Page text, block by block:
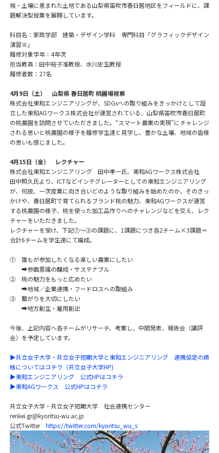
候・土壌に恵まれた土地である山梨県笛吹市春日居地区をフィールドに、課
題解決型授業を展開しています。
科目名：家政学部 建築・デザイン学科 専門科目「グラフィックデザイン
演習Ⅲ」
履修対象学年：4年次
担当教員：田中裕子准教授、水川史生教授
履修者数：27名
4月9日（土） 山梨県 春日居町 桃圃場視察
株式会社東和エンジニアリングが、SDGsへの取り組みをきっかけとして設
立した東和AGワークス株式会社が運営されている、​山梨県笛吹市春日居町
の桃農園を訪問させていただきました。“スマート農業の実現”にチャレンジ
される思いと桃農園の様子を履修学生達と見学し、豊かな土壌、地域の皆様
の思いも感じました。
4月15日（金） レクチャー
株式会社東和エンジニアリング 田中孝一氏、東和AGワークス株式会社
田中照久氏より、ICTなどインテグレーターとしての東和エンジニアリング
が、何故、一次産業に向き合いどのような取り組みを始めたのか、そのきっ
かけや、春日居町で育てられるブランド桃の魅力、東和AGワークスが運営
する桃農園の様子、桃を使った加工品作りへのチャレンジなどを交え、レク
チャーをいただきました。
レクチャーを受け、下記①～③の課題に、1課題につき各2チーム×3課題＝
合計6チームを学生達にて編成。
① 誰もが参加したくなる楽しい農業にしたい
➡参画意識の醸成・サステナブル
② 桃の魅力をもっと広めたい
➡地域／企業連携・フードロスへの取組み
③ 繋がりを大切にしたい
➡地方創生・雇用創出
今後、上記内容へ各チームがリサーチ、考案し、中間発表、報告会（講評
会）を予定しています。
▶共立女子大学・共立女子短期大学と東和エンジニアリング 連携協定の締
結についてはコチラ（共立女子大学HP)
▶東和エンジニアリング 公式HPはコチラ
▶東和AGワークス 公式HPはコチラ
共立女子大学・共立女子短期大学 社会連携センター
renkei.gr@kyoritsu-wu.ac.jp
公式Twitter https://twitter.com/kyoritsu_wu_s